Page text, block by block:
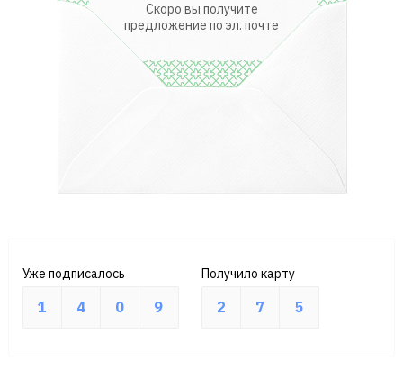
Скоро вы получите
предложение по эл. почте
Уже подписалось
1 4 0 9
Получило карту
2 7 5